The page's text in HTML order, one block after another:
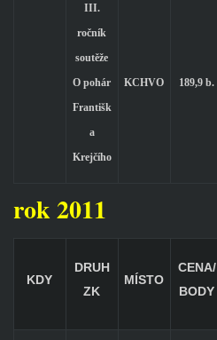
III.
ročník
soutěže
O pohár
Františk
a
Krejčího
KCHVO 189,9 b.
rok 2011
KDY
DRUH
ZK
MÍSTO
CENA/
BODY